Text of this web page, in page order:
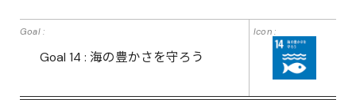
Goal 14 : 海の豊かさを守ろう